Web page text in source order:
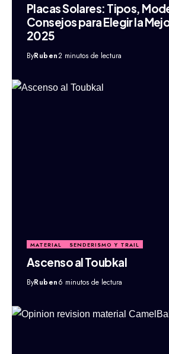
Placas Solares: Tipos,
Consejos para Elegir la
2025
ByRuben2 minutos de lectura
MATERIAL SENDERISMO Y TRAIL
Ascenso al Toubkal
ByRuben6 minutos de lectura